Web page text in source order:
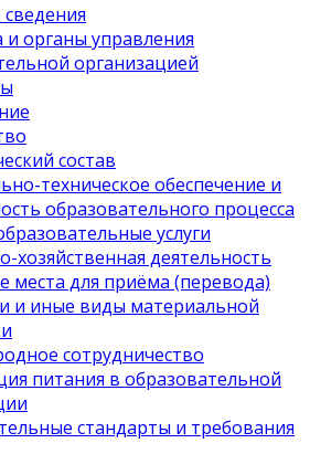
и органы управления
организацией
состав
техническое обеспечение и
образовательного процесса
услуги
хозяйственная деятельность
места для приёма (перевода)
и иные виды материальной
сотрудничество
питания в образовательной
стандарты и требования